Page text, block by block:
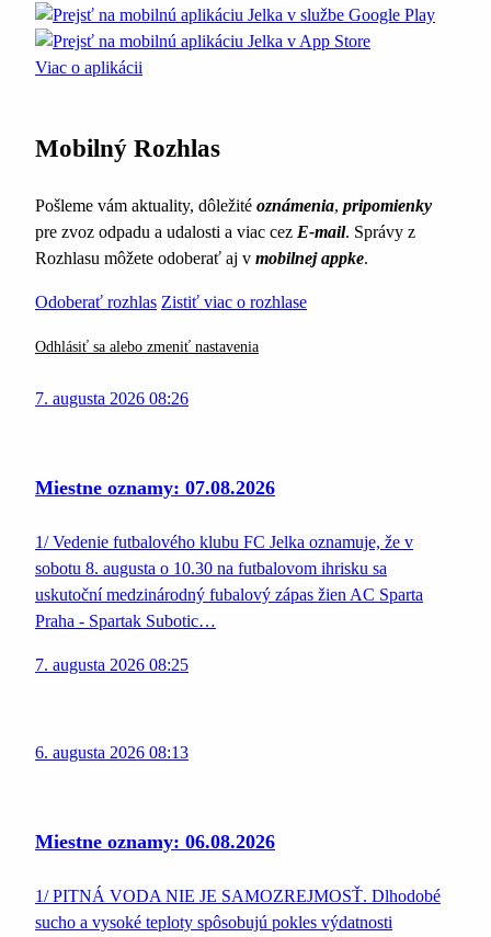
Viac o aplikácii
Mobilný Rozhlas
Pošleme vám aktuality, dôležité oznámenia, pripomienky
pre zvoz odpadu a udalosti a viac cez E-mail. Správy z
Rozhlasu môžete odoberať aj v mobilnej appke.
Odoberať rozhlas Zistiť viac o rozhlase
Odhlásiť sa alebo zmeniť nastavenia
7. augusta 2026 08:26
Miestne oznamy: 07.08.2026
1/ Vedenie futbalového klubu FC Jelka oznamuje, že v
sobotu 8. augusta o 10.30 na futbalovom ihrisku sa
uskutoční medzinárodný fubalový zápas žien AC Sparta
Praha - Spartak Subotic…
7. augusta 2026 08:25
6. augusta 2026 08:13
Miestne oznamy: 06.08.2026
1/ PITNÁ VODA NIE JE SAMOZREJMOSŤ. Dlhodobé
sucho a vysoké teploty spôsobujú pokles výdatnosti